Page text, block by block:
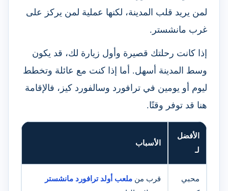
لمن يريد قلب المدينة، لكنها عملية لمن يركز على
غرب مانشستر.
إذا كانت رحلتك قصيرة وأول زيارة لك، قد يكون
وسط المدينة أسهل. أما إذا كنت مع عائلة وتخطط
ليوم أو يومين في ترافورد وسالفورد كيز، فالإقامة
هنا قد توفر وقتًا.
الأفضل
لـ
الأسباب
محبي
قرب من ملعب أولد ترافورد مانشستر